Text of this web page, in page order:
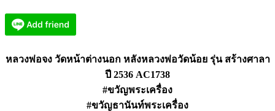
พ่อ
น้อย
หลวงพ่อจง วัดหน้าต่างนอก หลังหลวงพ่อวัดน้อย รุ่น สร้างศาลา
ปี 2536 AC1738
#ขวัญพระเครื่อง
#ขวัญธานันท์พระเครื่อง